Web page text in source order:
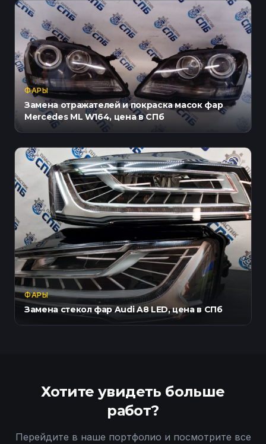
ФАРЫ
Замена отражателей и покраска масок фар
Mercedes ML W164, цена в СПб
ФАРЫ
Замена стекол фар Audi A8 LED, цена в СПб
Хотите увидеть больше
работ?
Перейдите в наше портфолио и посмотрите все